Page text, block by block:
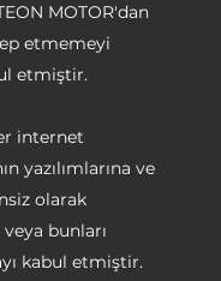
MOTOR'dan
etmemeyi
etmiştir.
internet
yazılımlarına ve
olarak
bunları
kabul etmiştir.